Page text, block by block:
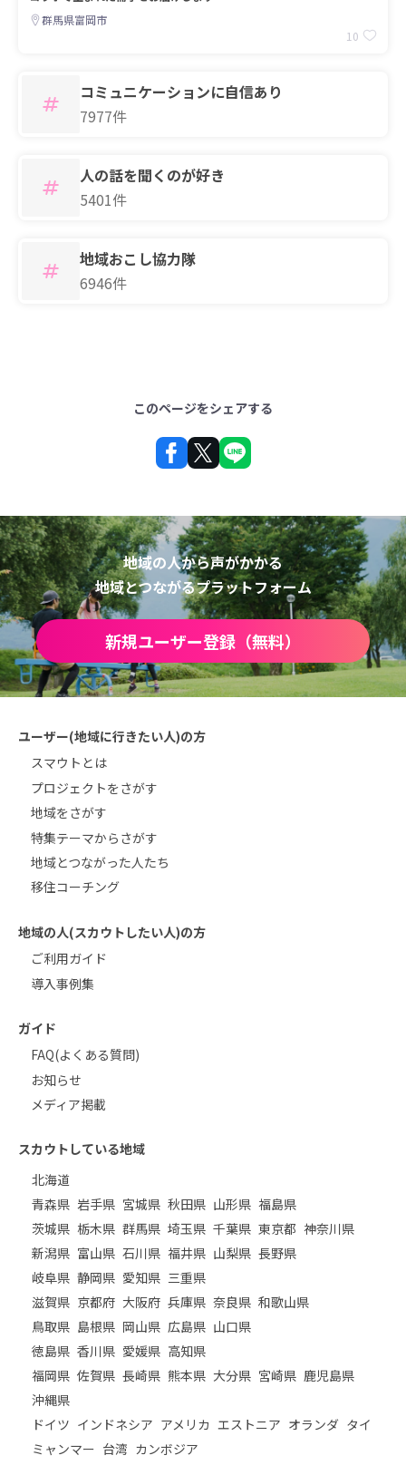
群馬県富岡市
10
コミュニケーションに自信あり
7977件
人の話を聞くのが好き
5401件
地域おこし協力隊
6946件
このページをシェアする
地域の人から声がかかる
地域とつながるプラットフォーム
新規ユーザー登録（無料）
ユーザー(地域に行きたい人)の方
スマウトとは
プロジェクトをさがす
地域をさがす
特集テーマからさがす
地域とつながった人たち
移住コーチング
地域の人(スカウトしたい人)の方
ご利用ガイド
導入事例集
ガイド
FAQ(よくある質問)
お知らせ
メディア掲載
スカウトしている地域
北海道
青森県 岩手県 宮城県 秋田県 山形県 福島県
茨城県 栃木県 群馬県 埼玉県 千葉県 東京都 神奈川県
新潟県 富山県 石川県 福井県 山梨県 長野県
岐阜県 静岡県 愛知県 三重県
滋賀県 京都府 大阪府 兵庫県 奈良県 和歌山県
鳥取県 島根県 岡山県 広島県 山口県
徳島県 香川県 愛媛県 高知県
福岡県 佐賀県 長崎県 熊本県 大分県 宮崎県 鹿児島県
沖縄県
ドイツ インドネシア アメリカ エストニア オランダ タイ
ミャンマー 台湾 カンボジア